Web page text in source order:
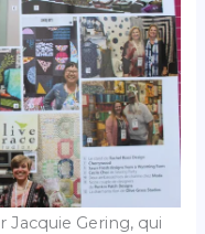
Jacquie Gering, qui